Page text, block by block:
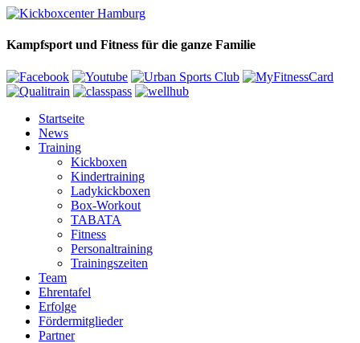
Kampfsport und Fitness für die ganze Familie
Startseite
News
Training
Kickboxen
Kindertraining
Ladykickboxen
Box-Workout
TABATA
Fitness
Personaltraining
Trainingszeiten
Team
Ehrentafel
Erfolge
Fördermitglieder
Partner